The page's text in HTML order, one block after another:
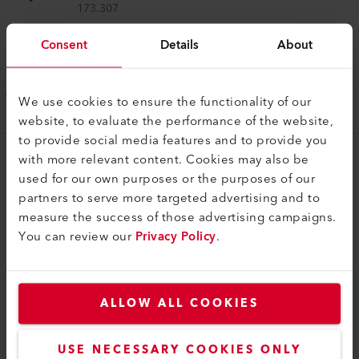
Consent Details About
We use cookies to ensure the functionality of our
website, to evaluate the performance of the website,
to provide social media features and to provide you
with more relevant content. Cookies may also be
used for our own purposes or the purposes of our
partners to serve more targeted advertising and to
measure the success of those advertising campaigns.
You can review ourPrivacy Policy.
ALLOW ALL COOKIES
USE NECESSARY COOKIES ONLY
173.307
Handgriff
177.950
Perfekt für diese Produkte